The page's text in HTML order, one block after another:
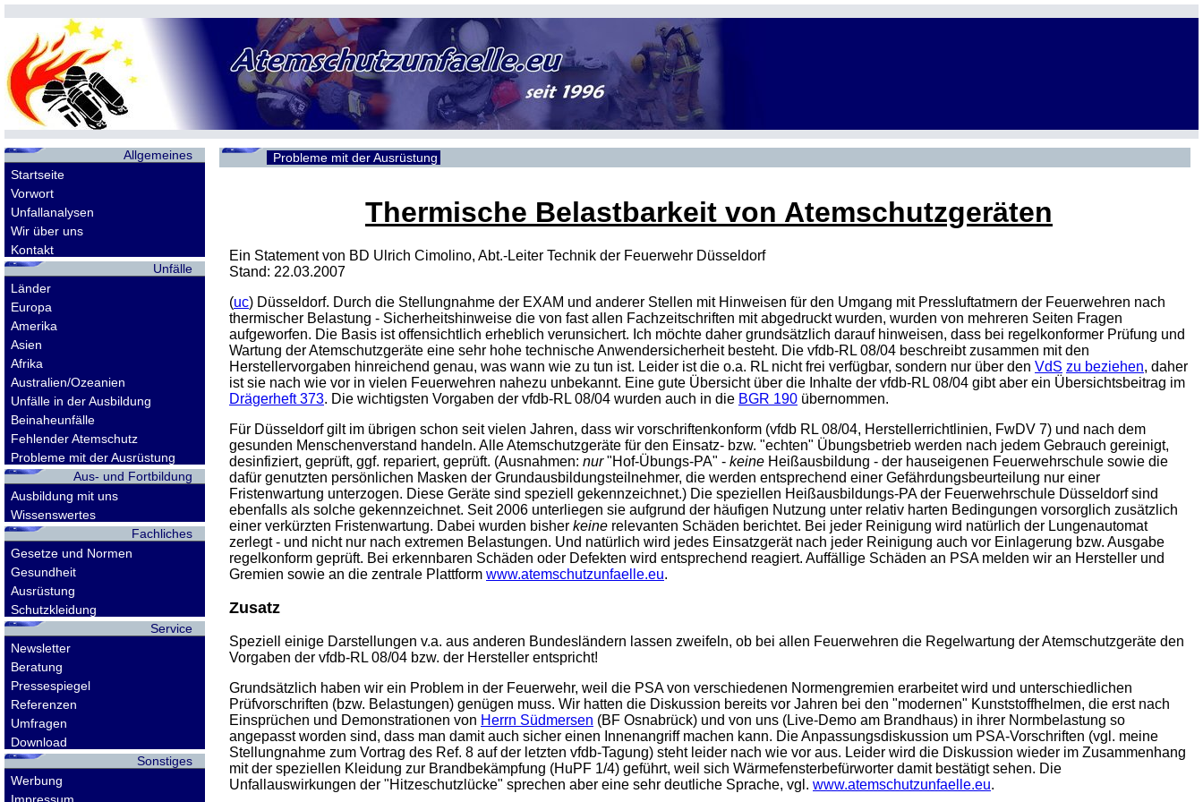
Allgemeines
Startseite
Vorwort
Unfallanalysen
Wir über uns
Kontakt
Unfälle
Länder
Europa
Amerika
Asien
Afrika
Australien/Ozeanien
Unfälle in der Ausbildung
Beinaheunfälle
Fehlender Atemschutz
Probleme mit der Ausrüstung
Aus- und Fortbildung
Ausbildung mit uns
Wissenswertes
Fachliches
Gesetze und Normen
Gesundheit
Ausrüstung
Schutzkleidung
Service
Newsletter
Beratung
Pressespiegel
Referenzen
Umfragen
Download
Sonstiges
Werbung
Probleme mit der Ausrüstung
Thermische Belastbarkeit von Atemschutzgeräten
Ein Statement von BD Ulrich Cimolino, Abt.-Leiter Technik der Feuerwehr Düsseldorf
Stand: 22.03.2007
(uc) Düsseldorf. Durch die Stellungnahme der EXAM und anderer Stellen mit Hinweisen für den Umgang mit Pressluftatmern der Feuerwehren nach
thermischer Belastung - Sicherheitshinweise die von fast allen Fachzeitschriften mit abgedruckt wurden, wurden von mehreren Seiten Fragen
aufgeworfen. Die Basis ist offensichtlich erheblich verunsichert. Ich möchte daher grundsätzlich darauf hinweisen, dass bei regelkonformer Prüfung und
Wartung der Atemschutzgeräte eine sehr hohe technische Anwendersicherheit besteht. Die vfdb-RL 08/04 beschreibt zusammen mit den
Herstellervorgaben hinreichend genau, was wann wie zu tun ist. Leider ist die o.a. RL nicht frei verfügbar, sondern nur über den VdS zu beziehen, daher
ist sie nach wie vor in vielen Feuerwehren nahezu unbekannt. Eine gute Übersicht über die Inhalte der vfdb-RL 08/04 gibt aber ein Übersichtsbeitrag im
Drägerheft 373. Die wichtigsten Vorgaben der vfdb-RL 08/04 wurden auch in die BGR 190 übernommen.
Für Düsseldorf gilt im übrigen schon seit vielen Jahren, dass wir vorschriftenkonform (vfdb RL 08/04, Herstellerrichtlinien, FwDV 7) und nach dem
gesunden Menschenverstand handeln. Alle Atemschutzgeräte für den Einsatz- bzw. "echten" Übungsbetrieb werden nach jedem Gebrauch gereinigt,
desinfiziert, geprüft, ggf. repariert, geprüft. (Ausnahmen: nur"Hof-Übungs-PA" - keine Heißausbildung - der hauseigenen Feuerwehrschule sowie die
dafür genutzten persönlichen Masken der Grundausbildungsteilnehmer, die werden entsprechend einer Gefährdungsbeurteilung nur einer
Fristenwartung unterzogen. Diese Geräte sind speziell gekennzeichnet.) Die speziellen Heißausbildungs-PA der Feuerwehrschule Düsseldorf sind
ebenfalls als solche gekennzeichnet. Seit 2006 unterliegen sie aufgrund der häufigen Nutzung unter relativ harten Bedingungen vorsorglich zusätzlich
einer verkürzten Fristenwartung. Dabei wurden bisher keine relevanten Schäden berichtet. Bei jeder Reinigung wird natürlich der Lungenautomat
zerlegt - und nicht nur nach extremen Belastungen. Und natürlich wird jedes Einsatzgerät nach jeder Reinigung auch vor Einlagerung bzw. Ausgabe
regelkonform geprüft. Bei erkennbaren Schäden oder Defekten wird entsprechend reagiert. Auffällige Schäden an PSAmelden wir an Hersteller und
Gremien sowie an die zentrale Plattform www.atemschutzunfaelle.eu.
Zusatz
Speziell einige Darstellungen v.a. aus anderen Bundesländern lassen zweifeln, ob bei allen Feuerwehren die Regelwartung der Atemschutzgeräte den
Vorgaben der vfdb-RL 08/04 bzw. der Hersteller entspricht!
Grundsätzlich haben wir ein Problem in der Feuerwehr, weil die PSAvon verschiedenen Normengremien erarbeitet wird und unterschiedlichen
Prüfvorschriften (bzw. Belastungen) genügen muss. Wir hatten die Diskussion bereits vor Jahren bei den "modernen" Kunststoffhelmen, die erst nach
Einsprüchen und Demonstrationen von Herrn Südmersen (BF Osnabrück) und von uns (Live-Demo am Brandhaus) in ihrer Normbelastung so
angepasst worden sind, dass man damit auch sicher einen Innenangriff machen kann. Die Anpassungsdiskussion um PSA-Vorschriften (vgl. meine
Stellungnahme zum Vortrag des Ref. 8 auf der letzten vfdb-Tagung) steht leider nach wie vor aus. Leider wird die Diskussion wieder im Zusammenhang
mit der speziellen Kleidung zur Brandbekämpfung (HuPF 1/4) geführt, weil sich Wärmefensterbefürworter damit bestätigt sehen. Die
Unfallauswirkungen der "Hitzeschutzlücke" sprechen aber eine sehr deutliche Sprache, vgl. www.atemschutzunfaelle.eu.